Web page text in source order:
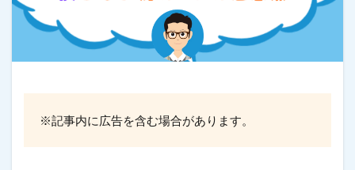
※記事内に広告を含む場合があります。
通貨ペア
高い約定力
検索